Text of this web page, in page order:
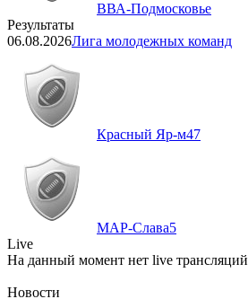
ВВА-Подмосковье
Результаты
06.08.2026Лига молодежных команд
Красный Яр-м47
МАР-Слава5
Live
На данный момент нет live трансляций
Новости